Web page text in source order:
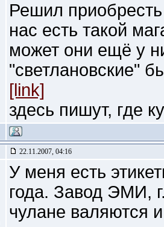
Решил
нас есть такой
может они ещё у
"светлановские"
[link]
здесь пишут, где
22.11.2007, 04:16
У меня есть
года. Завод ЭМИ,
чулане валяются